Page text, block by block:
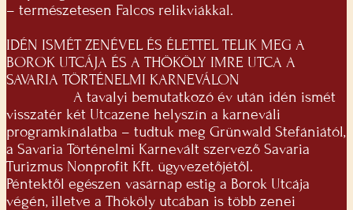
– természetesen Falcos relikviákkal.
IDÉN ISMÉT ZENÉVEL ÉS ÉLETTEL TELIK MEG A
BOROK UTCÁJA ÉS A THÖKÖLY IMRE UTCA A
SAVARIA TÖRTÉNELMI KARNEVÁLON
A tavalyi bemutatkozó év után idén ismét
visszatér két Utcazene helyszín a karneváli
programkínálatba – tudtuk meg Grünwald Stefániától,
a Savaria Történelmi Karnevált szervező Savaria
Turizmus Nonprofit Kft. ügyvezetőjétől.
Péntektől egészen vasárnap estig a Borok Utcája
végén, illetve a Thököly utcában is több zenei